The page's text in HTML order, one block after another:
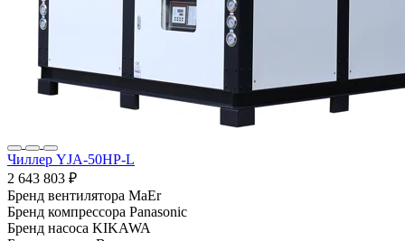
Чиллер YJA-50HP-L
2 643 803 ₽
Бренд вентилятора MaEr
Бренд компрессора Panasonic
Бренд насоса KIKAWA